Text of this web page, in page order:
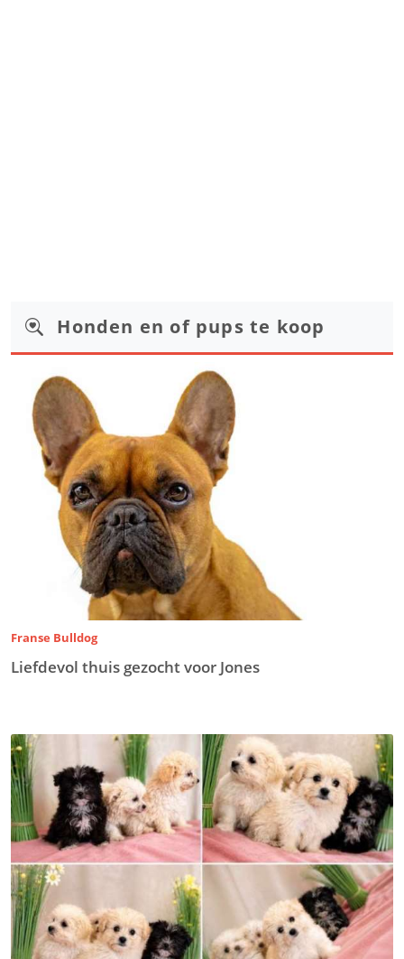
Honden en of pups te koop
Franse Bulldog
Liefdevol thuis gezocht voor Jones